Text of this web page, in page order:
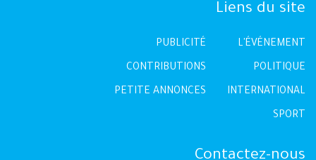
Liens du site
L'ÉVÉNEMENT
POLITIQUE
INTERNATIONAL
SPORT
PUBLICITÉ
CONTRIBUTIONS
PETITE ANNONCES
Contactez-nous